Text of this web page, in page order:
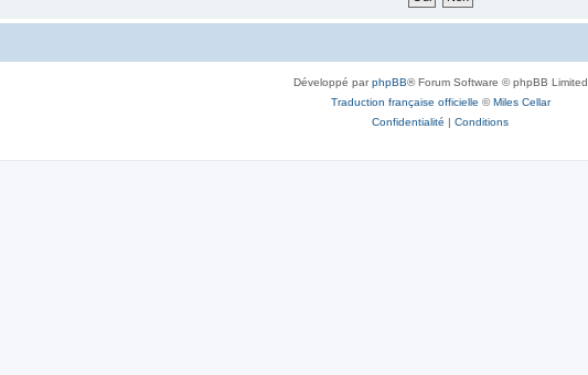
Développé parphpBB® Forum Software © phpBB Limited
Traduction française officielle ©Miles Cellar
Confidentialité | Conditions